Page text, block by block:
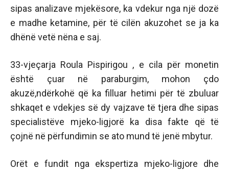
sipas analizave mjekësore, ka vdekur nga një dozë
e madhe ketamine, për të cilën akuzohet se ja ka
dhënë vetë nëna e saj.
33-vjeçarja Roula Pispirigou , e cila për monetin
është çuar në paraburgim, mohon çdo
akuzë,ndërkohë që ka filluar hetimi për të zbuluar
shkaqet e vdekjes së dy vajzave të tjera dhe sipas
specialistëve mjeko-ligjorë ka disa fakte që të
çojnë në përfundimin se ato mund të jenë mbytur.
Orët e fundit nga ekspertiza mjeko-ligjore dhe